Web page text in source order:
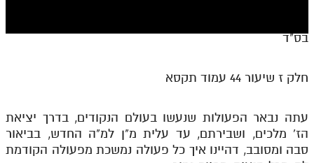
חלק יג
חלק טו
בס"ד
חלק ז שיעור 44 עמוד תקסא
עתה נבאר הפעולות שנעשו בעולם הנקודים, בדרך יציאת
הז' מלכים, ושבירתם, עד עלית מ"ן למ"ה החדש, בביאור
סבה ומסובב, דהיינו איך כל פעולה נמשכת מפעולה הקודמת